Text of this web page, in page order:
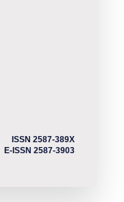
ISSN 2587-389X
E-ISSN 2587-3903